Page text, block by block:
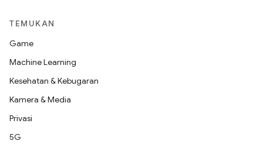
TEMUKAN
Game
Machine Learning
Kesehatan & Kebugaran
Kamera & Media
Privasi
5G